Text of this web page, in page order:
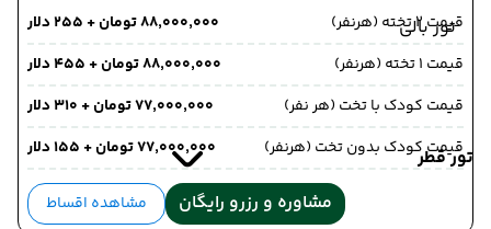
تور بالی
تور قطر
قیمت 2 تخته (هرنفر)
۸۸٬۰۰۰٬۰۰۰ تومان + ۲۵۵ دلار
قیمت 1 تخته (هرنفر)
۸۸٬۰۰۰٬۰۰۰ تومان + ۴۵۵ دلار
قیمت کودک با تخت (هر نفر)
۷۷٬۰۰۰٬۰۰۰ تومان + ۳۱۰ دلار
قیمت کودک بدون تخت (هرنفر)
۷۷٬۰۰۰٬۰۰۰ تومان + ۱۵۵ دلار
مشاوره و رزرو رایگان مشاهده اقساط